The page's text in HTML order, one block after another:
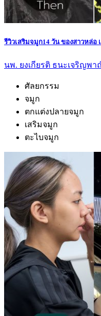
รีวิวเสริมจมูก14 วัน ของสาวหล่อ
นพ. ยงเกียรติ ธนะเจริญพา
ศัลยกรรม
จมูก
ตกแต่งปลายจมูก
เสริมจมูก
ตะไบจมูก